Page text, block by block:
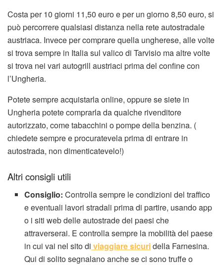
Costa per 10 giorni 11,50 euro e per un giorno 8,50 euro, si
può percorrere qualsiasi distanza nella rete autostradale
austriaca. Invece per comprare quella ungherese, alle volte
si trova sempre in Italia sul valico di Tarvisio ma altre volte
si trova nei vari autogrill austriaci prima del confine con
l’Ungheria.
Potete sempre acquistarla online, oppure se siete in
Ungheria potete comprarla da qualche rivenditore
autorizzato, come tabacchini o pompe della benzina. (
chiedete sempre e procuratevela prima di entrare in
autostrada, non dimenticatevelo!)
Altri consigli utili
Consiglio: Controlla sempre le condizioni del traffico
e eventuali lavori stradali prima di partire, usando app
o i siti web delle autostrade dei paesi che
attraverserai. E controlla sempre la mobilità del paese
in cui vai nel sito di viaggiare sicuridella Farnesina.
Qui di solito segnalano anche se ci sono truffe o